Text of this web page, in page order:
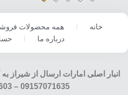
خانه همه محصولات
درباره ما
انبار اصلی امارات ارسال از